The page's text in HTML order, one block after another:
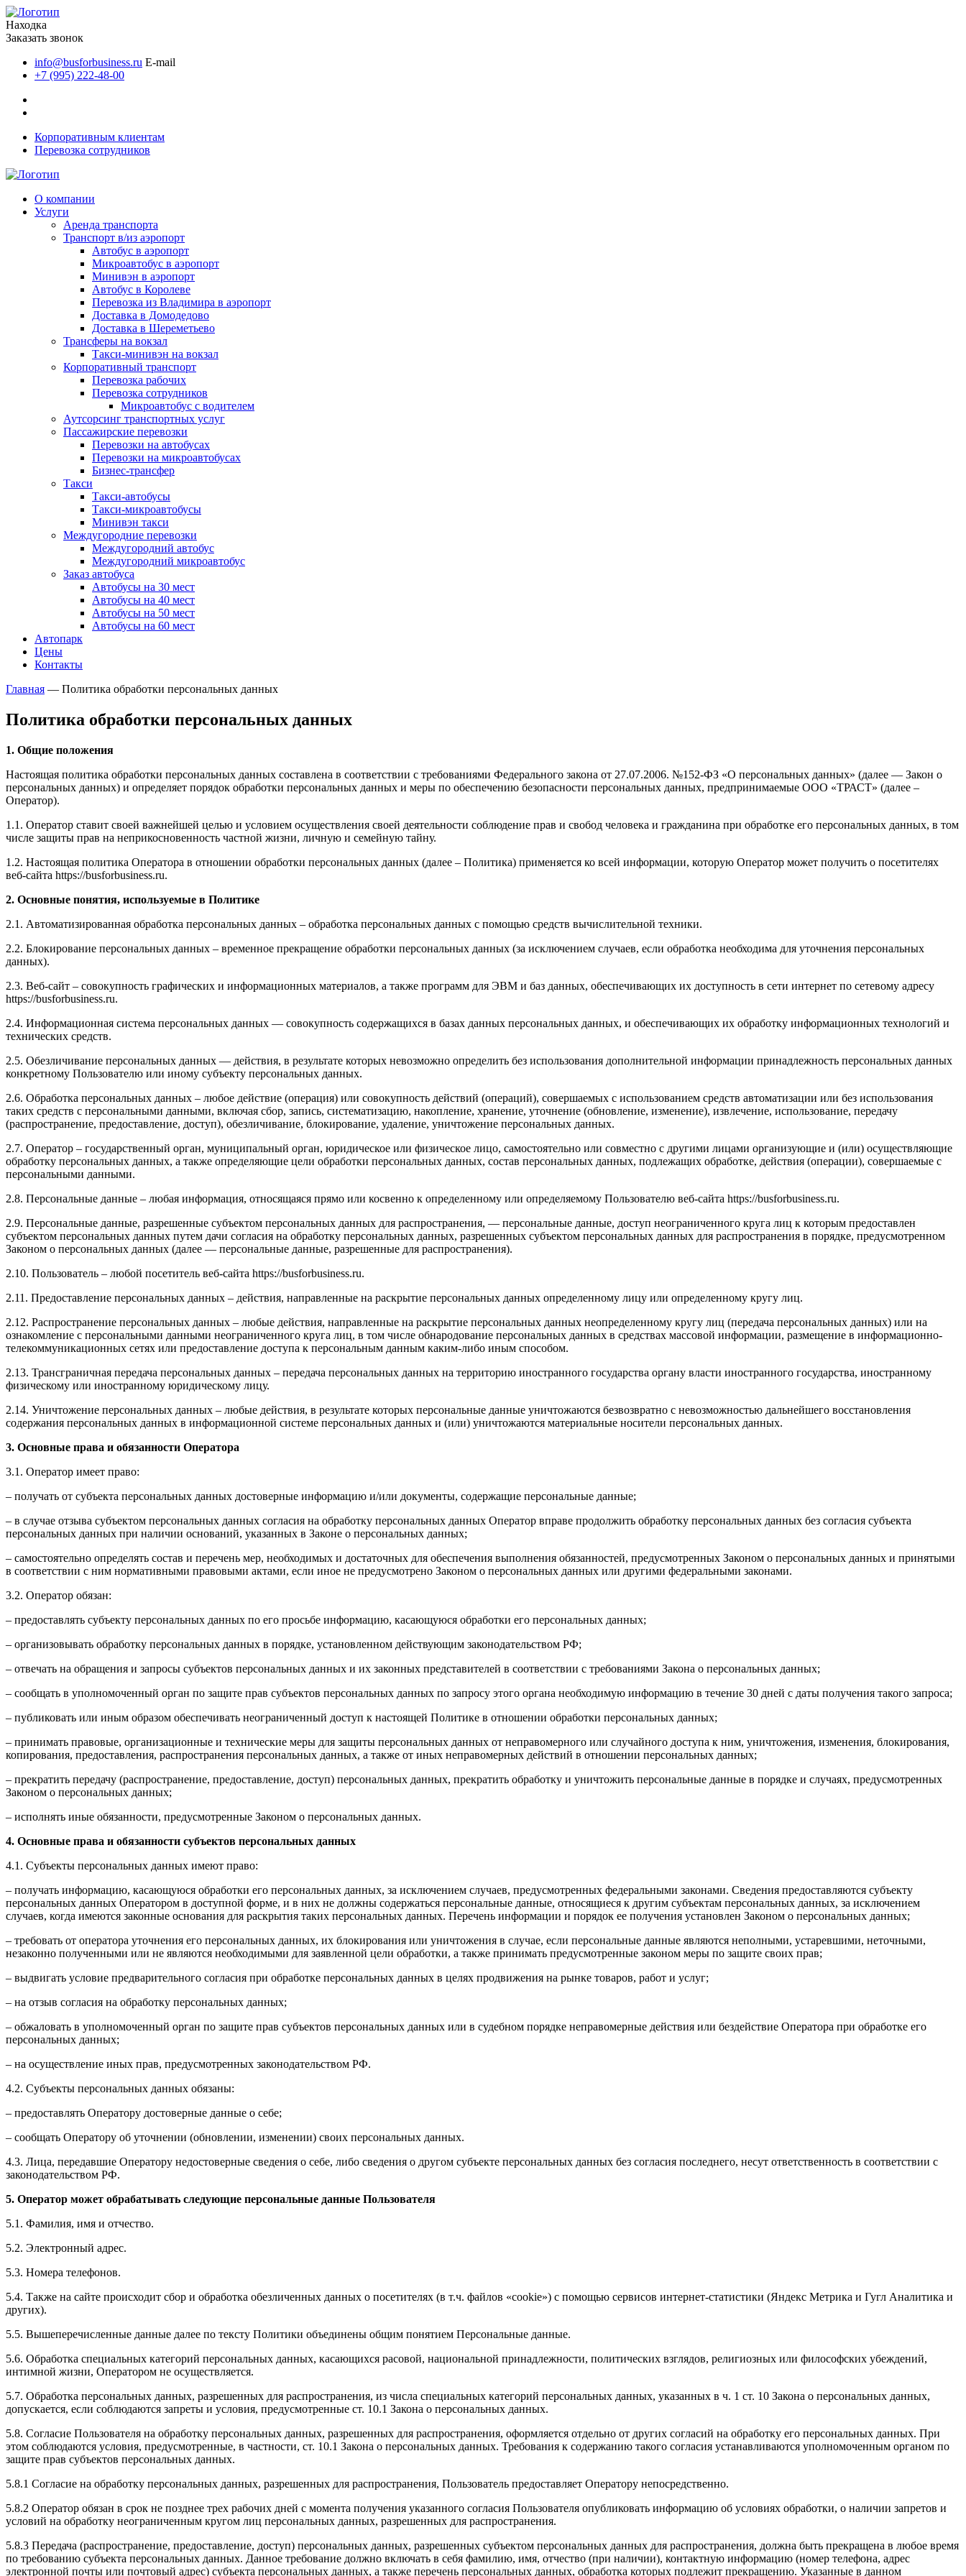
Находка
Заказать звонок
info@busforbusiness.ru E-mail
+7 (995) 222-48-00
Корпоративным клиентам
Перевозка сотрудников
О компании
Услуги
Аренда транспорта
Транспорт в/из аэропорт
Автобус в аэропорт
Микроавтобус в аэропорт
Минивэн в аэропорт
Автобус в Королеве
Перевозка из Владимира в аэропорт
Доставка в Домодедово
Доставка в Шереметьево
Трансферы на вокзал
Такси-минивэн на вокзал
Корпоративный транспорт
Перевозка рабочих
Перевозка сотрудников
Микроавтобус с водителем
Аутсорсинг транспортных услуг
Пассажирские перевозки
Перевозки на автобусах
Перевозки на микроавтобусах
Бизнес-трансфер
Такси
Такси-автобусы
Такси-микроавтобусы
Минивэн такси
Междугородние перевозки
Междугородний автобус
Междугородний микроавтобус
Заказ автобуса
Автобусы на 30 мест
Автобусы на 40 мест
Автобусы на 50 мест
Автобусы на 60 мест
Автопарк
Цены
Контакты
Главная — Политика обработки персональных данных
Политика обработки персональных данных
1. Общие положения
Настоящая политика обработки персональных данных составлена в соответствии с требованиями Федерального закона от 27.07.2006. №152-ФЗ «О персональных данных» (далее — Закон о
персональных данных) и определяет порядок обработки персональных данных и меры по обеспечению безопасности персональных данных, предпринимаемые ООО «ТРАСТ» (далее –
Оператор).
1.1. Оператор ставит своей важнейшей целью и условием осуществления своей деятельности соблюдение прав и свобод человека и гражданина при обработке его персональных данных, в том
числе защиты прав на неприкосновенность частной жизни, личную и семейную тайну.
1.2. Настоящая политика Оператора в отношении обработки персональных данных (далее – Политика) применяется ко всей информации, которую Оператор может получить о посетителях
веб-сайта https://busforbusiness.ru.
2. Основные понятия, используемые в Политике
2.1. Автоматизированная обработка персональных данных – обработка персональных данных с помощью средств вычислительной техники.
2.2. Блокирование персональных данных – временное прекращение обработки персональных данных (за исключением случаев, если обработка необходима для уточнения персональных
данных).
2.3. Веб-сайт – совокупность графических и информационных материалов, а также программ для ЭВМ и баз данных, обеспечивающих их доступность в сети интернет по сетевому адресу
https://busforbusiness.ru.
2.4. Информационная система персональных данных — совокупность содержащихся в базах данных персональных данных, и обеспечивающих их обработку информационных технологий и
технических средств.
2.5. Обезличивание персональных данных — действия, в результате которых невозможно определить без использования дополнительной информации принадлежность персональных данных
конкретному Пользователю или иному субъекту персональных данных.
2.6. Обработка персональных данных – любое действие (операция) или совокупность действий (операций), совершаемых с использованием средств автоматизации или без использования
таких средств с персональными данными, включая сбор, запись, систематизацию, накопление, хранение, уточнение (обновление, изменение), извлечение, использование, передачу
(распространение, предоставление, доступ), обезличивание, блокирование, удаление, уничтожение персональных данных.
2.7. Оператор – государственный орган, муниципальный орган, юридическое или физическое лицо, самостоятельно или совместно с другими лицами организующие и (или) осуществляющие
обработку персональных данных, а также определяющие цели обработки персональных данных, состав персональных данных, подлежащих обработке, действия (операции), совершаемые с
персональными данными.
2.8. Персональные данные – любая информация, относящаяся прямо или косвенно к определенному или определяемому Пользователю веб-сайта https://busforbusiness.ru.
2.9. Персональные данные, разрешенные субъектом персональных данных для распространения, — персональные данные, доступ неограниченного круга лиц к которым предоставлен
субъектом персональных данных путем дачи согласия на обработку персональных данных, разрешенных субъектом персональных данных для распространения в порядке, предусмотренном
Законом о персональных данных (далее — персональные данные, разрешенные для распространения).
2.10. Пользователь – любой посетитель веб-сайта https://busforbusiness.ru.
2.11. Предоставление персональных данных – действия, направленные на раскрытие персональных данных определенному лицу или определенному кругу лиц.
2.12. Распространение персональных данных – любые действия, направленные на раскрытие персональных данных неопределенному кругу лиц (передача персональных данных) или на
ознакомление с персональными данными неограниченного круга лиц, в том числе обнародование персональных данных в средствах массовой информации, размещение в информационно-
телекоммуникационных сетях или предоставление доступа к персональным данным каким-либо иным способом.
2.13. Трансграничная передача персональных данных – передача персональных данных на территорию иностранного государства органу власти иностранного государства, иностранному
физическому или иностранному юридическому лицу.
2.14. Уничтожение персональных данных – любые действия, в результате которых персональные данные уничтожаются безвозвратно с невозможностью дальнейшего восстановления
содержания персональных данных в информационной системе персональных данных и (или) уничтожаются материальные носители персональных данных.
3. Основные права и обязанности Оператора
3.1. Оператор имеет право:
– получать от субъекта персональных данных достоверные информацию и/или документы, содержащие персональные данные;
– в случае отзыва субъектом персональных данных согласия на обработку персональных данных Оператор вправе продолжить обработку персональных данных без согласия субъекта
персональных данных при наличии оснований, указанных в Законе о персональных данных;
– самостоятельно определять состав и перечень мер, необходимых и достаточных для обеспечения выполнения обязанностей, предусмотренных Законом о персональных данных и принятыми
в соответствии с ним нормативными правовыми актами, если иное не предусмотрено Законом о персональных данных или другими федеральными законами.
3.2. Оператор обязан:
– предоставлять субъекту персональных данных по его просьбе информацию, касающуюся обработки его персональных данных;
– организовывать обработку персональных данных в порядке, установленном действующим законодательством РФ;
– отвечать на обращения и запросы субъектов персональных данных и их законных представителей в соответствии с требованиями Закона о персональных данных;
– сообщать в уполномоченный орган по защите прав субъектов персональных данных по запросу этого органа необходимую информацию в течение 30 дней с даты получения такого запроса;
– публиковать или иным образом обеспечивать неограниченный доступ к настоящей Политике в отношении обработки персональных данных;
– принимать правовые, организационные и технические меры для защиты персональных данных от неправомерного или случайного доступа к ним, уничтожения, изменения, блокирования,
копирования, предоставления, распространения персональных данных, а также от иных неправомерных действий в отношении персональных данных;
– прекратить передачу (распространение, предоставление, доступ) персональных данных, прекратить обработку и уничтожить персональные данные в порядке и случаях, предусмотренных
Законом о персональных данных;
– исполнять иные обязанности, предусмотренные Законом о персональных данных.
4. Основные права и обязанности субъектов персональных данных
4.1. Субъекты персональных данных имеют право:
– получать информацию, касающуюся обработки его персональных данных, за исключением случаев, предусмотренных федеральными законами. Сведения предоставляются субъекту
персональных данных Оператором в доступной форме, и в них не должны содержаться персональные данные, относящиеся к другим субъектам персональных данных, за исключением
случаев, когда имеются законные основания для раскрытия таких персональных данных. Перечень информации и порядок ее получения установлен Законом о персональных данных;
– требовать от оператора уточнения его персональных данных, их блокирования или уничтожения в случае, если персональные данные являются неполными, устаревшими, неточными,
незаконно полученными или не являются необходимыми для заявленной цели обработки, а также принимать предусмотренные законом меры по защите своих прав;
– выдвигать условие предварительного согласия при обработке персональных данных в целях продвижения на рынке товаров, работ и услуг;
– на отзыв согласия на обработку персональных данных;
– обжаловать в уполномоченный орган по защите прав субъектов персональных данных или в судебном порядке неправомерные действия или бездействие Оператора при обработке его
персональных данных;
– на осуществление иных прав, предусмотренных законодательством РФ.
4.2. Субъекты персональных данных обязаны:
– предоставлять Оператору достоверные данные о себе;
– сообщать Оператору об уточнении (обновлении, изменении) своих персональных данных.
4.3. Лица, передавшие Оператору недостоверные сведения о себе, либо сведения о другом субъекте персональных данных без согласия последнего, несут ответственность в соответствии с
законодательством РФ.
5. Оператор может обрабатывать следующие персональные данные Пользователя
5.1. Фамилия, имя и отчество.
5.2. Электронный адрес.
5.3. Номера телефонов.
5.4. Также на сайте происходит сбор и обработка обезличенных данных о посетителях (в т.ч. файлов «cookie») с помощью сервисов интернет-статистики (Яндекс Метрика и Гугл Аналитика и
других).
5.5. Вышеперечисленные данные далее по тексту Политики объединены общим понятием Персональные данные.
5.6. Обработка специальных категорий персональных данных, касающихся расовой, национальной принадлежности, политических взглядов, религиозных или философских убеждений,
интимной жизни, Оператором не осуществляется.
5.7. Обработка персональных данных, разрешенных для распространения, из числа специальных категорий персональных данных, указанных в ч. 1 ст. 10 Закона о персональных данных,
допускается, если соблюдаются запреты и условия, предусмотренные ст. 10.1 Закона о персональных данных.
5.8. Согласие Пользователя на обработку персональных данных, разрешенных для распространения, оформляется отдельно от других согласий на обработку его персональных данных. При
этом соблюдаются условия, предусмотренные, в частности, ст. 10.1 Закона о персональных данных. Требования к содержанию такого согласия устанавливаются уполномоченным органом по
защите прав субъектов персональных данных.
5.8.1 Согласие на обработку персональных данных, разрешенных для распространения, Пользователь предоставляет Оператору непосредственно.
5.8.2 Оператор обязан в срок не позднее трех рабочих дней с момента получения указанного согласия Пользователя опубликовать информацию об условиях обработки, о наличии запретов и
условий на обработку неограниченным кругом лиц персональных данных, разрешенных для распространения.
5.8.3 Передача (распространение, предоставление, доступ) персональных данных, разрешенных субъектом персональных данных для распространения, должна быть прекращена в любое время
по требованию субъекта персональных данных. Данное требование должно включать в себя фамилию, имя, отчество (при наличии), контактную информацию (номер телефона, адрес
электронной почты или почтовый адрес) субъекта персональных данных, а также перечень персональных данных, обработка которых подлежит прекращению. Указанные в данном